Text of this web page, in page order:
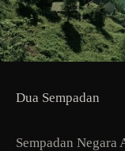
Dua Sempadan
Sempadan Negara